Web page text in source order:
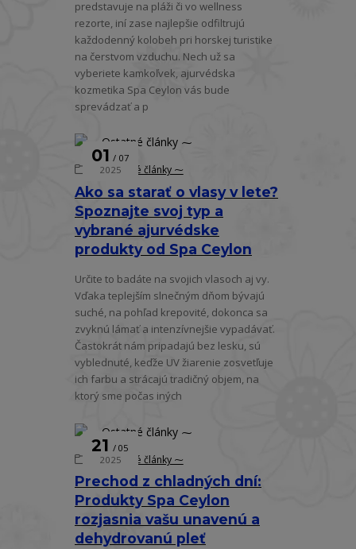
predstavuje na pláži či vo wellness
rezorte, iní zase najlepšie odfiltrujú
každodenný kolobeh pri horskej turistike
na čerstvom vzduchu. Nech už sa
vyberiete kamkoľvek, ajurvédska
kozmetika Spa Ceylon vás bude
sprevádzať a p
Ako sa starať o vlasy v lete?
Spoznajte svoj typ a
vybrané ajurvédske
produkty od Spa Ceylon
01
07
2025
⁓ Ostatné články ⁓
Určite to badáte na svojich vlasoch aj vy.
Vďaka teplejším slnečným dňom bývajú
suché, na pohľad krepovité, dokonca sa
zvyknú lámať a intenzívnejšie vypadávať.
Častokrát nám pripadajú bez lesku, sú
vyblednuté, keďže UV žiarenie zosvetľuje
ich farbu a strácajú tradičný objem, na
ktorý sme počas iných
Prechod z chladných dní:
Produkty Spa Ceylon
rozjasnia vašu unavenú a
dehydrovanú pleť
21
05
2025
⁓ Ostatné články ⁓